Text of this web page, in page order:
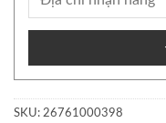
SKU: 26761000398